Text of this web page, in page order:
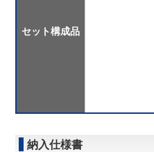
セット構成品
納入仕様書